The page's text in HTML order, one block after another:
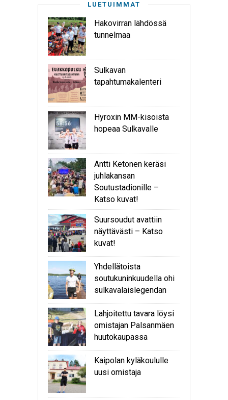
LUETUIMMAT
Hakovirran lähdössä
tunnelmaa
Sulkavan
tapahtumakalenteri
Hyroxin MM-kisoista
hopeaa Sulkavalle
Antti Ketonen keräsi
juhlakansan
Soutustadionille –
Katso kuvat!
Suursoudut avattiin
näyttävästi – Katso
kuvat!
Yhdellätoista
soutukuninkuudella ohi
sulkavalaislegendan
Lahjoitettu tavara löysi
omistajan Palsanmäen
huutokaupassa
Kaipolan kyläkoululle
uusi omistaja